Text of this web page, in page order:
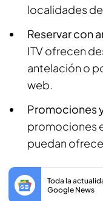
localidades
Reservar con
ITV ofrecen
antelación o
web.
Promociones
promociones
puedan
Toda la
Google News